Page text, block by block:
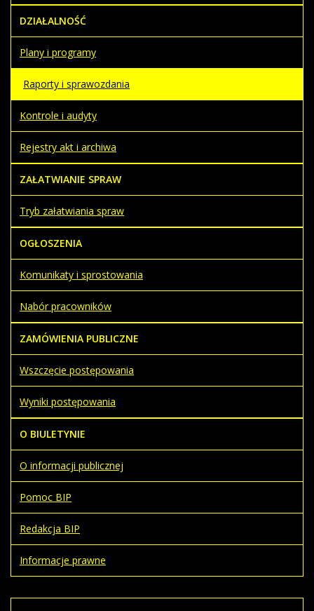
DZIAŁALNOŚĆ
Plany i programy
Raporty i sprawozdania
Kontrole i audyty
Rejestry akt i archiwa
ZAŁATWIANIE SPRAW
Tryb załatwiania spraw
OGŁOSZENIA
Komunikaty i sprostowania
Nabór pracowników
ZAMÓWIENIA PUBLICZNE
Wszczęcie postępowania
Wyniki postępowania
O BIULETYNIE
O informacji publicznej
Pomoc BIP
Redakcja BIP
Informacje prawne